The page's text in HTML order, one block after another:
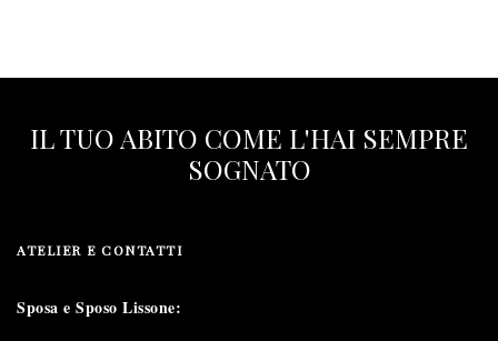
IL TUO ABITO COME L'HAI SEMPRE
SOGNATO
ATELIER E CONTATTI
Sposa e Sposo Lissone: